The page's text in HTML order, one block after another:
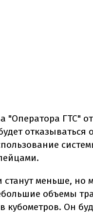
"Оператора ГТС"
отказываться
станут меньше, но
объемы
кубометров. Он